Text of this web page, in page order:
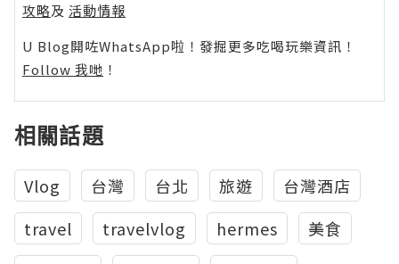
攻略及 活動情報
U Blog開咗WhatsApp啦！發掘更多吃喝玩樂資訊！
Follow 我哋 ！
相關話題
Vlog 台灣 台北 旅遊
台灣酒店
travel
travelvlog hermes
美食